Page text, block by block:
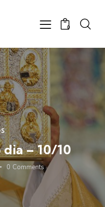
0
– 10/10
0 Comments